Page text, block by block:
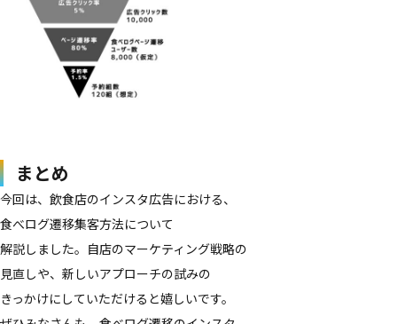
まとめ
今回は、​飲食店の​インスタ​広告に​おける、​
食べログ遷移集客方​法に​ついて​
解説しました。​自店の​マーケティング戦略の​
見直しや、​新しい​アプローチの​試みの​
きっかけに​していただけると​嬉しいです。